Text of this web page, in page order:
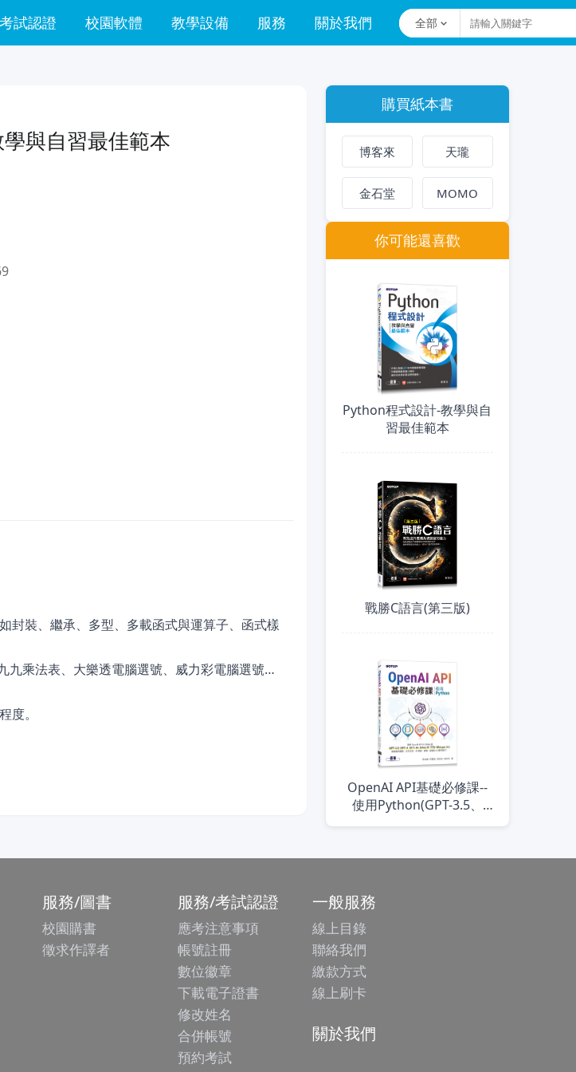
考試認證 校園軟體 教學設備 服務 關於我們 全部
與自習最佳範本
封裝、繼承、多型、多載函式與運算子、函式樣
九乘法表、大樂透電腦選號、威力彩電腦選號…
度。
購買紙本書
博客來 天瓏
金石堂 MOMO
你可能還喜歡
Python程式設計-教學與自
習最佳範本
戰勝C語言(第三版)
OpenAI API基礎必修課--
使用Python(GPT-3.5、
GPT-4、GPT-4o、
型)
服務/圖書
校園購書
徵求作譯者
服務/考試認證
應考注意事項
帳號註冊
數位徽章
下載電子證書
修改姓名
合併帳號
預約考試
一般服務
線上目錄
聯絡我們
繳款方式
線上刷卡
關於我們